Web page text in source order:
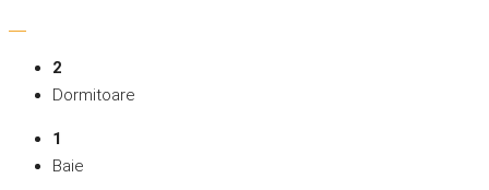
2
Dormitoare
1
Baie